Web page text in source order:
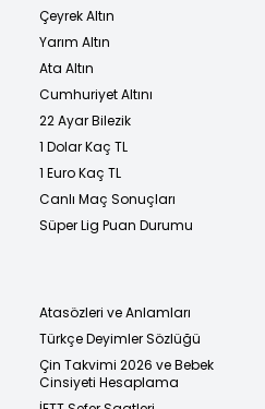
Çeyrek Altın
Yarım Altın
Ata Altın
Cumhuriyet Altını
22 Ayar Bilezik
1 Dolar Kaç TL
1 Euro Kaç TL
Canlı Maç Sonuçları
Süper Lig Puan Durumu
Atasözleri ve Anlamları
Türkçe Deyimler Sözlüğü
Çin Takvimi 2026 ve Bebek
Cinsiyeti Hesaplama